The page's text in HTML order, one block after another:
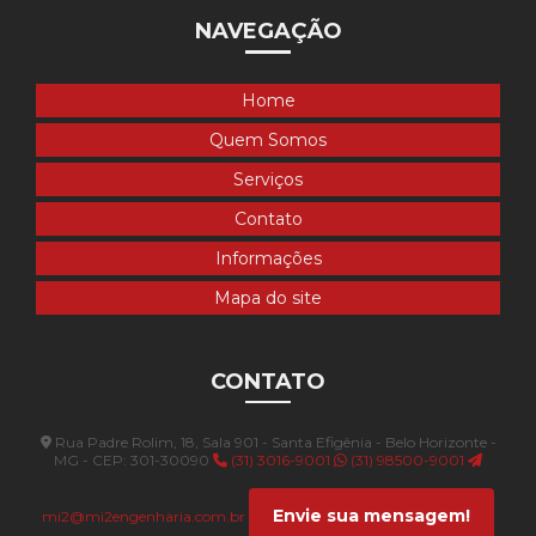
Empresa de programa de controle ambiental em bh
Empresa de programa de controle ambiental em mg
Empresa que faz topografia
Empresa de recuperação de áreas degradadas em bh
Empresa de recuperação de áreas degradadas em mg
Empresa de registro de licença anm
Empresa de topografia e agrimensura
Empresa de topografia em belo horizonte
NAVEGAÇÃO
Home
Quem Somos
Serviços
Contato
Informações
Mapa do site
CONTATO
Rua Padre Rolim, 18, Sala 901 - Santa Efigênia - Belo Horizonte -
MG - CEP: 301-30090
(31) 3016-9001 (31) 98500-9001
mi2@mi2engenharia.com.br Envie sua mensagem!